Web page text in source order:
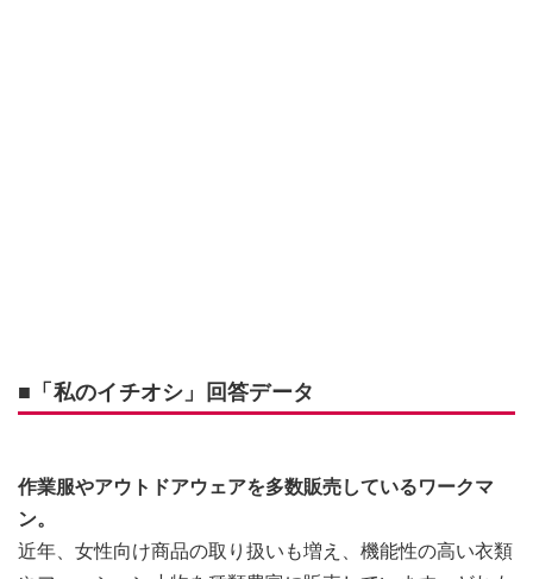
■「私のイチオシ」回答データ
作業服やアウトドアウェアを多数販売しているワークマ
ン。
近年、女性向け商品の取り扱いも増え、機能性の高い衣類